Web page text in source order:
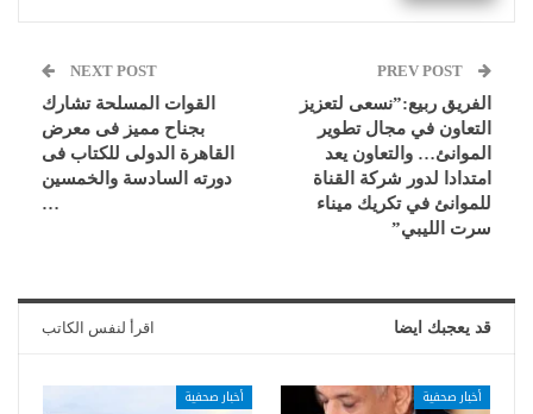
الفريق ربيع:”نسعى لتعزيز
التعاون في مجال تطوير
الموانئ… والتعاون يعد
امتدادا لدور شركة القناة
للموانئ في تكريك ميناء
سرت الليبي”
NEXT POST
القوات المسلحة تشارك
بجناح مميز فى معرض
القاهرة الدولى للكتاب فى
دورته السادسة والخمسين
…
قد يعجبك ايضا اقرأ لنفس الكاتب
أخبار صحفية أخبار صحفية